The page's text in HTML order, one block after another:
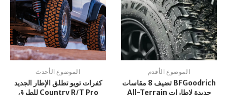
الموضوع الأقدم
BFGoodrich تضيف 8 مقاسات
جديدة لإطارات All-Terrain
الموضوع الأحدث
كفرات تويو تطلق الإطار الجديد
Country R/T Pro للطرق